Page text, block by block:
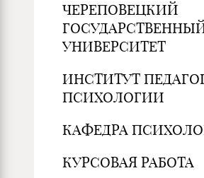
ЧЕРЕПОВЕЦКИЙ
УНИВЕРСИТЕТ
ИНСТИТУТ
ПСИХОЛОГИИ
КАФЕДРА
КУРСОВАЯ РАБОТА